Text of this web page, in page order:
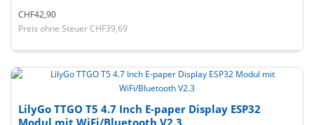
CHF42,90
Preis ohne Steuer CHF39,69
LilyGo TTGO T5 4.7 Inch E-paper Display ESP32
Modul mit WiFi/Bluetooth V2.3